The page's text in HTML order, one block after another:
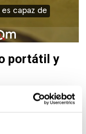
portátil y
tiempo los alimentos